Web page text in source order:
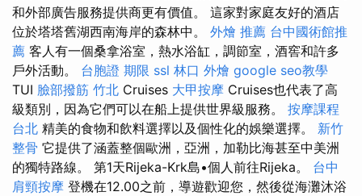
和外部廣告服務提供商更有價值。 這家對家庭友好的酒店
位於塔塔舊湖西南海岸的森林中。 外燴 推薦 台中國術館推
薦 客人有一個桑拿浴室，熱水浴缸​​，調節室，酒窖和許多
戶外活動。 台胞證 期限 ssl 林口 外燴 google seo教學
TUI 臉部撥筋 竹北 Cruises 大甲按摩 Cruises也代表了高
級類別，因為它們可以在船上提供世界級服務。 按摩課程
台北 精美的食物和飲料選擇以及個性化的娛樂選擇。 新竹
整骨 它提供了涵蓋整個歐洲，亞洲，加勒比海甚至中美洲
的獨特路線。 第1天Rijeka-Krk島•個人前往Rijeka。 台中
肩頸按摩 登機在12.00之前，導遊歡迎您，然後從海灘沐浴